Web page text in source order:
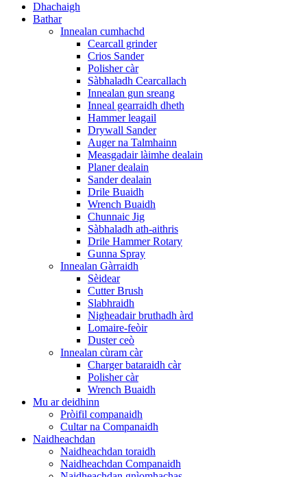
Dhachaigh
Bathar
Innealan cumhachd
Cearcall grinder
Crios Sander
Polisher càr
Sàbhaladh Cearcallach
Innealan gun sreang
Inneal gearraidh dheth
Hammer leagail
Drywall Sander
Auger na Talmhainn
Measgadair làimhe dealain
Planer dealain
Sander dealain
Drile Buaidh
Wrench Buaidh
Chunnaic Jig
Sàbhaladh ath-aithris
Drile Hammer Rotary
Gunna Spray
Innealan Gàrraidh
Sèidear
Cutter Brush
Slabhraidh
Nigheadair bruthadh àrd
Lomaire-feòir
Duster ceò
Innealan cùram càr
Charger bataraidh càr
Polisher càr
Wrench Buaidh
Mu ar deidhinn
Pròifil companaidh
Cultar na Companaidh
Naidheachdan
Naidheachdan toraidh
Naidheachdan Companaidh